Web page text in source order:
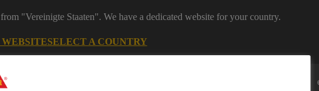
"Vereinigte Staaten". We have a dedicated website for your country.
SELECT A COUNTRY